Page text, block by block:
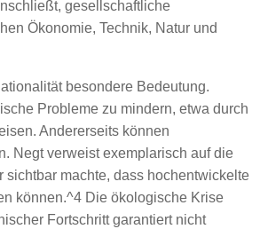
gesellschaftliche
Ökonomie, Technik, Natur und
besondere Bedeutung.
Probleme zu mindern, etwa durch
Andererseits können
Negt verweist exemplarisch auf die
machte, dass hochentwickelte
können.^4 Die ökologische Krise
Fortschritt garantiert nicht